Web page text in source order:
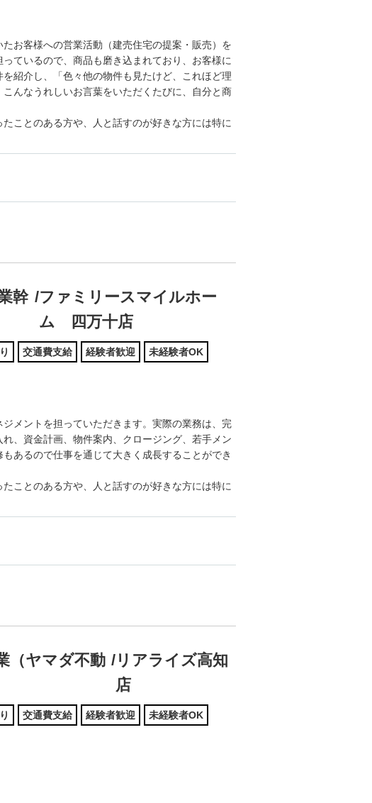
お客様への営業活動（建売住宅の提案・販売）を
ているので、商品も磨き込まれており、お客様に
紹介し、「色々他の物件も見たけど、これほど理
んなうれしいお言葉をいただくたびに、自分と商
ことのある方や、人と話すのが好きな方には特に
幹 /ファミリースマイルホー
ム 四万十店
交通費支給 経験者歓迎 未経験者OK
メントを担っていただきます。実際の業務は、完
、資金計画、物件案内、クロージング、若手メン
あるので仕事を通じて大きく成長することができ
ことのある方や、人と話すのが好きな方には特に
（ヤマダ不動 / リアライズ高知
店
交通費支給 経験者歓迎 未経験者OK